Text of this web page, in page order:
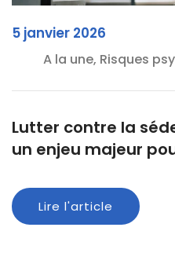
5 janvier 2026
A la une, Risques
Lutter contre la
un enjeu majeur
Lire l'article